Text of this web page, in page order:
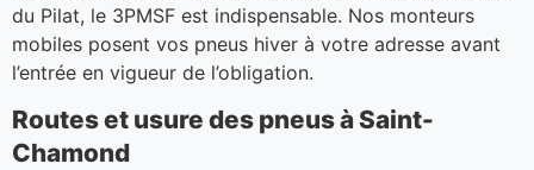
du Pilat, le 3PMSF est indispensable. Nos monteurs
mobiles posent vos pneus hiver à votre adresse avant
l’entrée en vigueur de l’obligation.
Routes et usure des pneus à Saint-
Chamond